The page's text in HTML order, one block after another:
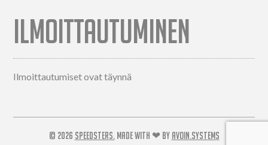
ILMOITTAUTUMINEN
Ilmoittautumiset ovat täynnä
© 2026 SPEEDSTERS. MADE WITH ❤ BY AVOIN.SYSTEMS